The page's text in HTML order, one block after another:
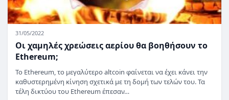
31/05/2022
Οι χαμηλές χρεώσεις αερίου θα βοηθήσουν το
Ethereum;
Το Ethereum, το μεγαλύτερο altcoin φαίνεται να έχει κάνει την
καθυστερημένη κίνηση σχετικά με τη δομή των τελών του. Τα
τέλη δικτύου του Ethereum έπεσαν…